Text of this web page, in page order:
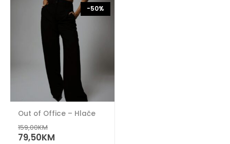
-50%
Out of Office – Hlače
159,00KM
79,50KM